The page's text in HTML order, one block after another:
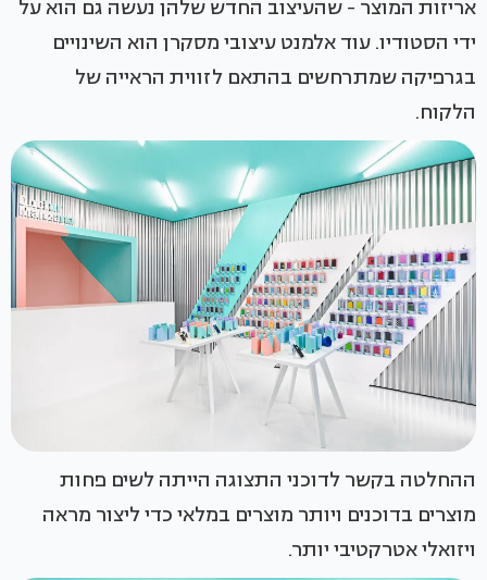
אריזות המוצר - שהעיצוב החדש שלהן נעשה גם הוא על
ידי הסטודיו. עוד אלמנט עיצובי מסקרן הוא השינויים
בגרפיקה שמתרחשים בהתאם לזווית הראייה של
הלקוח.
ההחלטה בקשר לדוכני התצוגה הייתה לשים פחות
מוצרים בדוכנים ויותר מוצרים במלאי כדי ליצור מראה
ויזואלי אטרקטיבי יותר.